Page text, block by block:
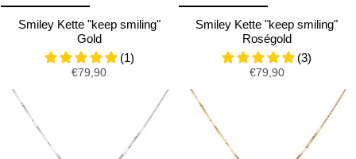
Smiley Kette "keep smiling"
Gold
(1)
€79,90
Smiley Kette "keep smiling"
Roségold
(3)
€79,90